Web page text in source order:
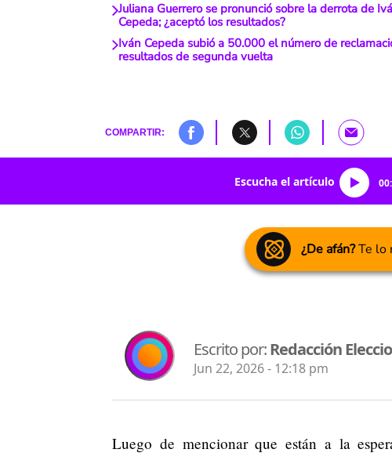
Juliana Guerrero se pronunció sobre la derrota de
Cepeda; ¿aceptó los resultados?
Iván Cepeda subió a 50.000 el número de
resultados de segunda vuelta
COMPARTIR:
Escucha el artículo
¿De afán?Te lo
Escrito por:Redacción
Jun 22, 2026 - 12:18 pm
Luego de mencionar que están a la